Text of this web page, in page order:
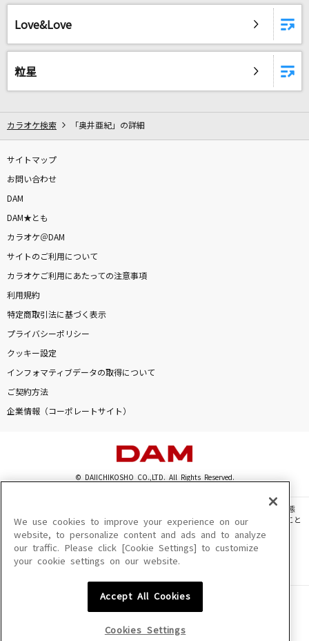
Love&Love
粒星
カラオケ検索 「奥井亜紀」の詳細
サイトマップ
お問い合わせ
DAM
DAM★とも
カラオケ＠DAM
サイトのご利用について
カラオケご利用にあたっての注意事項
利用規約
特定商取引法に基づく表示
プライバシーポリシー
クッキー設定
インフォマティブデータの取得について
ご契約方法
企業情報（コーポレートサイト）
© DAIICHIKOSHO CO.,LTD. All Rights Reserved.
このサイトに掲載されている一切の文章・画像・写真・動画・音声等を、手段や形態
を問わず、著作権法の定める範囲を超えて無断で複製、転載、ファイル化などすること
を禁じます。
楽曲及びコンテンツは、機種によりご利用いただけない場合があります。
楽曲及びコンテンツの配信日、配信内容が変更になる場合があります。
We use cookies to improve your experience on our
website, to personalize content and ads and to analyze
our traffic. Please click [Cookie Settings] to customize
your cookie settings on our website.
Accept All Cookies
Cookies Settings